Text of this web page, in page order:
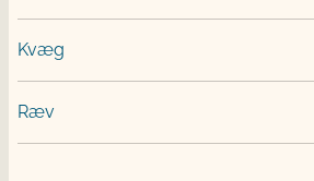
Kvæg
Ræv